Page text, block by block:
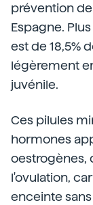
prévention
Espagne.
est de 18,5%
légèrement
juvénile.
Ces pilules
hormones
oestrogènes,
l'ovulation,
enceinte